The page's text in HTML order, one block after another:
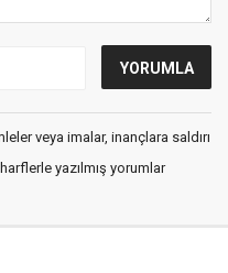
veya imalar, inançlara saldırı
yazılmış yorumlar